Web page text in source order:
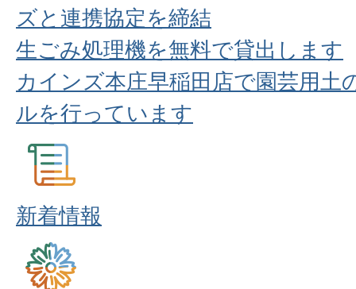
ズと連携協定を締結
生ごみ処理機を無料で貸出します
カインズ本庄早稲田店で園芸用土
ルを行っています
新着情報